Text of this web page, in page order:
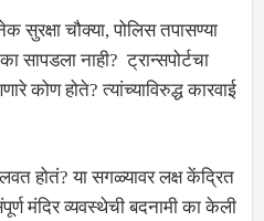
सुरक्षा चौक्या, पोलिस तपासण्या
नाही? ट्रान्सपोर्टचा
कोण होते? त्यांच्याविरुद्ध कारवाई
होतं? या सगळ्यावर लक्ष केंद्रित
मंदिर व्यवस्थेची बदनामी का केली